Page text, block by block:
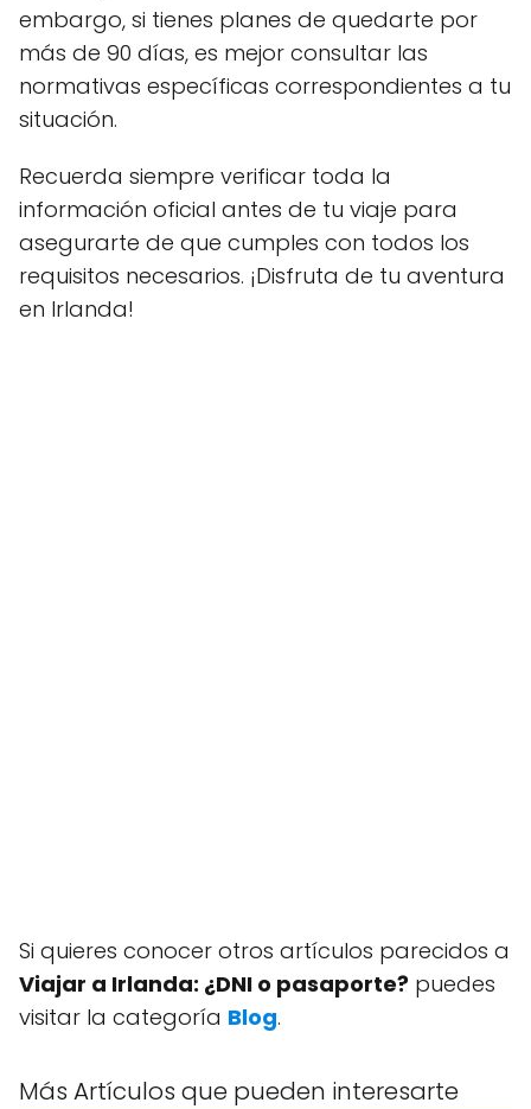
embargo, si tienes planes de quedarte por
más de 90 días, es mejor consultar las
normativas específicas correspondientes a tu
situación.
Recuerda siempre verificar toda la
información oficial antes de tu viaje para
asegurarte de que cumples con todos los
requisitos necesarios. ¡Disfruta de tu aventura
en Irlanda!
Si quieres conocer otros artículos parecidos a
Viajar a Irlanda: ¿DNI o pasaporte? puedes
visitar la categoría Blog.
Más Artículos que pueden interesarte